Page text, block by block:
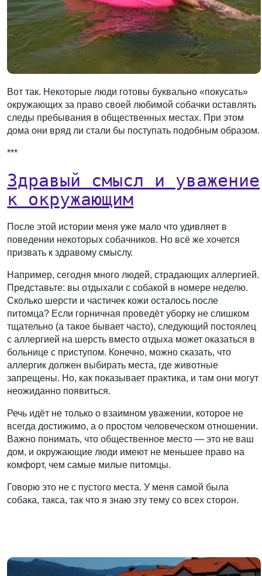
Вот так. Некоторые люди готовы буквально «покусать»
окружающих за право своей любимой собачки оставлять
следы пребывания в общественных местах. При этом
дома они вряд ли стали бы поступать подобным образом.
***
Здравый смысл и уважение
к окружающим
После этой истории меня уже мало что удивляет в
поведении некоторых собачников. Но всё же хочется
призвать к здравому смыслу.
Например, сегодня много людей, страдающих аллергией.
Представьте: вы отдыхали с собакой в номере неделю.
Сколько шерсти и частичек кожи осталось после
питомца? Если горничная проведёт уборку не слишком
тщательно (а такое бывает часто), следующий постоялец
с аллергией на шерсть вместо отдыха может оказаться в
больнице с приступом. Конечно, можно сказать, что
аллергик должен выбирать места, где животные
запрещены. Но, как показывает практика, и там они могут
неожиданно появиться.
Речь идёт не только о взаимном уважении, которое не
всегда достижимо, а о простом человеческом отношении.
Важно понимать, что общественное место — это не ваш
дом, и окружающие люди имеют не меньшее право на
комфорт, чем самые милые питомцы.
Говорю это не с пустого места. У меня самой была
собака, такса, так что я знаю эту тему со всех сторон.